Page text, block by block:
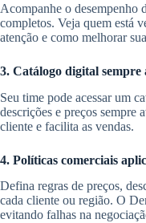
Acompanhe o desempenho
completos. Veja quem está
atenção e como melhorar
3. Catálogo digital sempre
Seu time pode acessar um
descrições e preços sempre
cliente e facilita as vendas.
4. Políticas comerciais
Defina regras de preços,
cada cliente ou região. O
evitando falhas na